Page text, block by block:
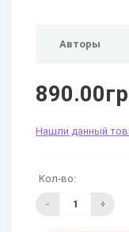
Авторы
Нашли данный
Кол-во:
- +